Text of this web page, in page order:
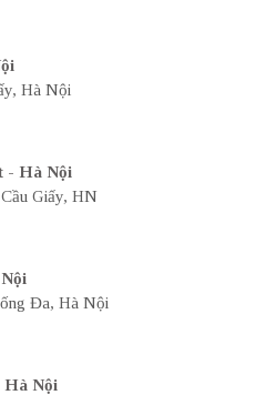
Hà Nội
- Hà Nội
Giấy, HN
Đa, Hà Nội
Hà Nội